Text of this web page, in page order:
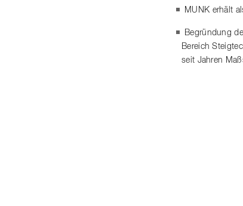
MUNK erhält
Begründung
Bereich
seit Jahren